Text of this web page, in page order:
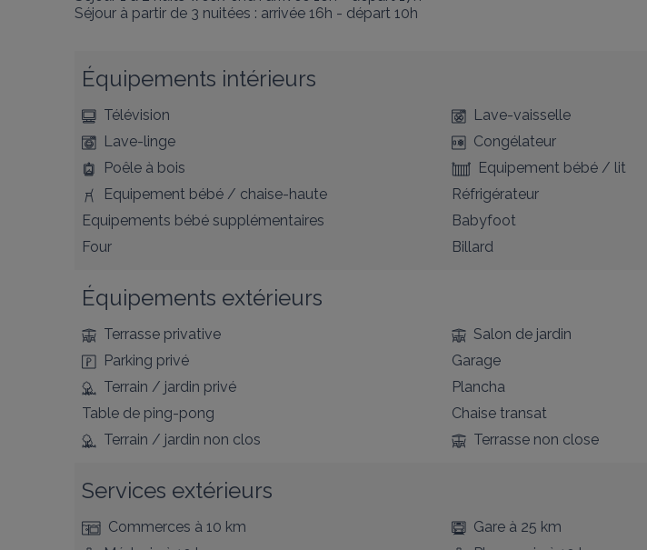
Séjour à partir de 3 nuitées : arrivée 16h - départ 10h
Équipements intérieurs
Télévision
Lave-vaisselle
Lave-linge
Congélateur
Poêle à bois
Equipement bébé / lit
Equipement bébé / chaise-haute
Réfrigérateur
Equipements bébé supplémentaires
Babyfoot
Four
Billard
Équipements extérieurs
Terrasse privative
Salon de jardin
Parking privé
Garage
Terrain / jardin privé
Plancha
Table de ping-pong
Chaise transat
Terrain / jardin non clos
Terrasse non close
Services extérieurs
Commerces à 10 km Gareà 25 km